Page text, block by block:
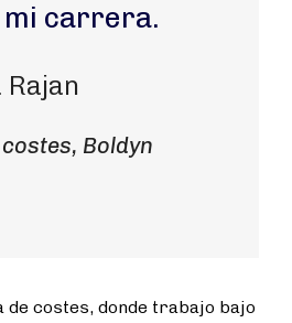
carrera.
Boldyn
costes, donde trabajo bajo